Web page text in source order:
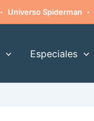
· Universo Spiderman ·
Especiales